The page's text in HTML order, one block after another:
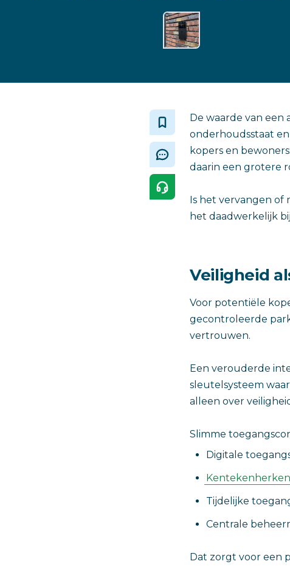
De waarde van
onderhoudsstaat
kopers en
daarin een grotere
Is het vervangen of
het daadwerkelijk
Veiligheid
Voor potentiële
gecontroleerde
vertrouwen.
Een verouderde
sleutelsysteem
alleen over
Slimme
Digitale
Tijdelijke
Centrale
Dat zorgt voor een